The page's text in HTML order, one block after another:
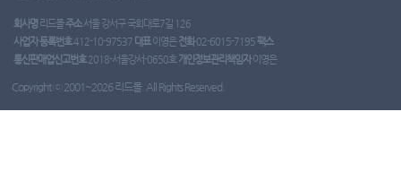
회사명 리드몰주소서울 강서구 국회대로7길 126
사업자 등록번호412-10-97537 대표이영은 전화02-6015-7195팩스
통신판매업신고번호2018-서울강서-0650호 개인정보관리책임자이영은
Copyright ⓒ 2001~2026 리드몰. All Rights Reserved.